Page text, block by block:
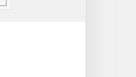
Formáty